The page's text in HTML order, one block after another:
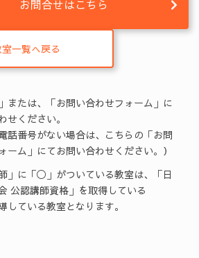
お問合せはこちら
一覧へ戻る
または、「お問い合わせフォーム」に
せください。
話番号がない場合は、こちらの「お問
ーム」にてお問い合わせください。）
」に「◯」がついている教室は、「日
公認講師資格」を取得している
している教室となります。